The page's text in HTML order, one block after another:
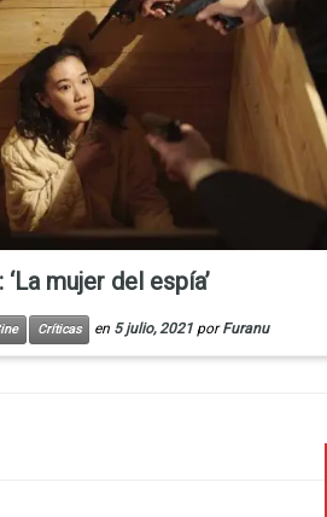
mujer del espía’
Críticas en 5 julio, 2021 porFuranu